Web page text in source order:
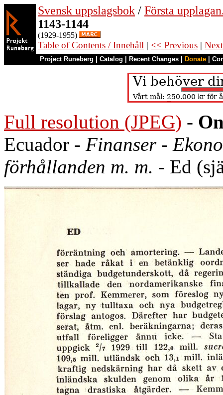
Svensk uppslagsbok / Första
1143-1144
(1929-1955)
Table of Contents / Innehåll | << Previous |
Project Runeberg Catalog Recent Changes Donate
Full resolution (JPEG) -
Ecuador - Finanser-
förhållanden m. m. - Ed